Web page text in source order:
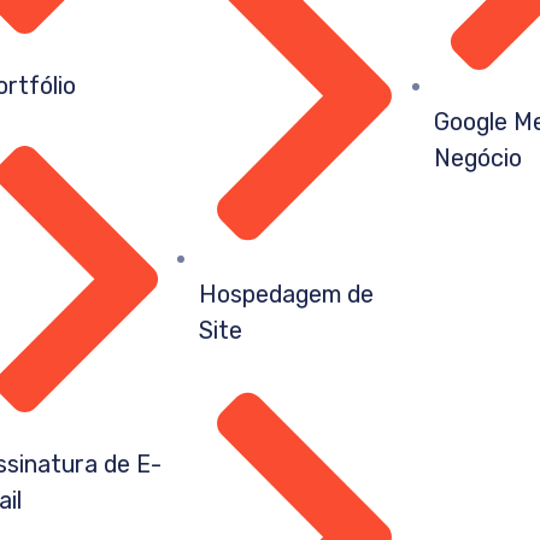
de E-
Hospedagem de
Site
Google
Negócio